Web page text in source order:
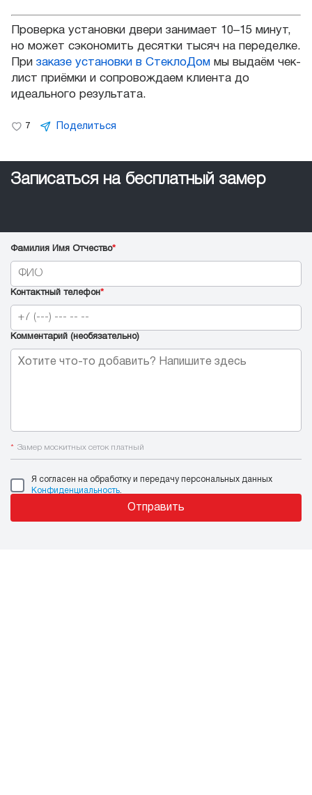
Проверка установки двери занимает 10–15 минут,
но может сэкономить десятки тысяч на переделке.
При заказе установки в СтеклоДом мы выдаём чек-
лист приёмки и сопровождаем клиента до
идеального результата.
7 Поделиться
Записаться на бесплатный замер
Фамилия Имя Отчество*
Контактный телефон*
Комментарий (необязательно)
* Замер москитных сеток платный
Я согласен на обработку и передачу персональных данных
Конфиденциальность
Отправить